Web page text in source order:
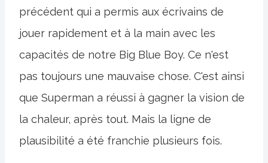
précédent qui a permis aux écrivains de
jouer rapidement et à la main avec les
capacités de notre Big Blue Boy. Ce n'est
pas toujours une mauvaise chose. C'est ainsi
que Superman a réussi à gagner la vision de
la chaleur, après tout. Mais la ligne de
plausibilité a été franchie plusieurs fois.